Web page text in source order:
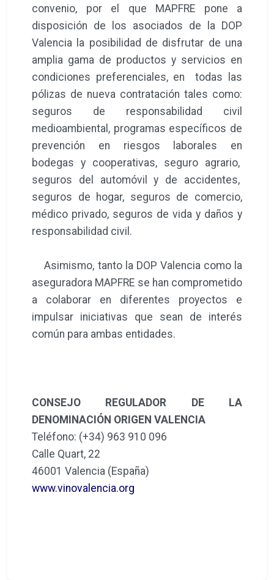
convenio, por el que MAPFRE pone a
disposición de los asociados de la DOP
Valencia la posibilidad de disfrutar de una
amplia gama de productos y servicios en
condiciones preferenciales, en todas las
pólizas de nueva contratación tales como:
seguros de responsabilidad civil
medioambiental, programas específicos de
prevención en riesgos laborales en
bodegas y cooperativas, seguro agrario,
seguros del automóvil y de accidentes,
seguros de hogar, seguros de comercio,
médico privado, seguros de vida y daños y
responsabilidad civil.
Asimismo, tanto la DOP Valencia como la
aseguradora MAPFRE se han comprometido
a colaborar en diferentes proyectos e
impulsar iniciativas que sean de interés
común para ambas entidades.
CONSEJO REGULADOR DE LA
DENOMINACIÓN ORIGEN VALENCIA
Teléfono: (+34) 963 910 096
Calle Quart, 22
46001 Valencia (España)
www.vinovalencia.org